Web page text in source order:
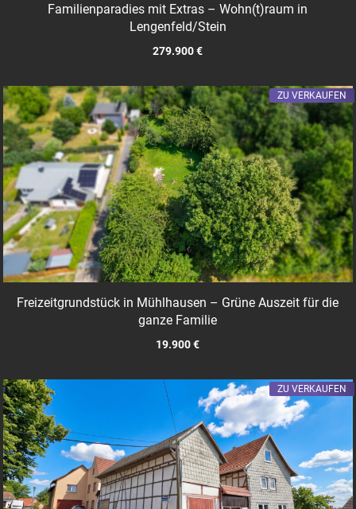
Familienparadies mit Extras – Wohn(t)raum in
Lengenfeld/Stein
279.900 €
Freizeitgrundstück in Mühlhausen – Grüne Auszeit für die
ganze Familie
19.900 €
ZU VERKAUFEN
ZU VERKAUFEN